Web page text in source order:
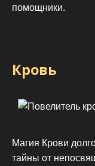
помощники.
Кровь
Магия Крови
тайны от